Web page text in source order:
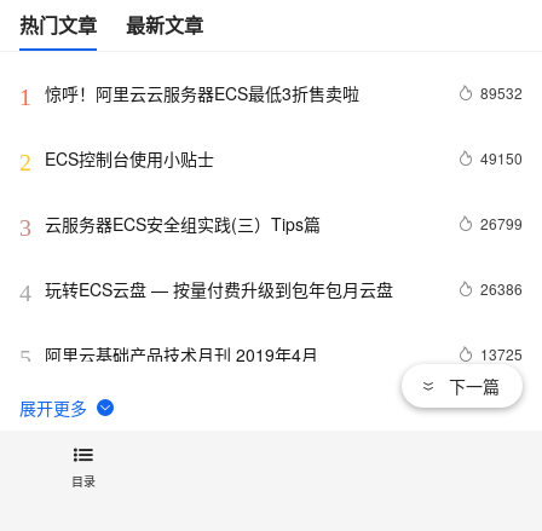
目录
热门文章 最新文章
1 惊呼！阿里云云服务器ECS最低3折售卖啦 89532
2 ECS控制台使用小贴士 49150
3 云服务器ECS安全组实践(三）Tips篇 26799
4 玩转ECS云盘 — 按量付费升级到包年包月云盘 26386
5 阿里云基础产品技术月刊 2019年4月 13725
6 ECS 8080端口连接拒绝问题排查 12151
AutoScaling 成本优化模式升级--混合实例策略
相关电子书
下一篇